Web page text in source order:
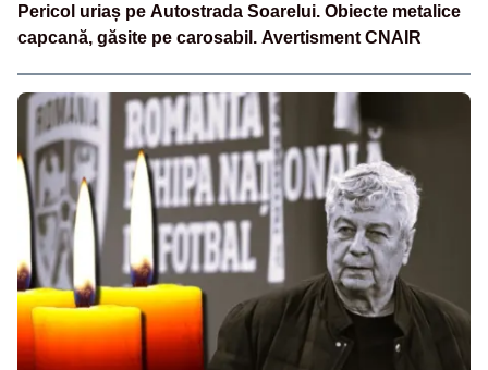
Pericol uriaș pe Autostrada Soarelui. Obiecte metalice
capcană, găsite pe carosabil. Avertisment CNAIR